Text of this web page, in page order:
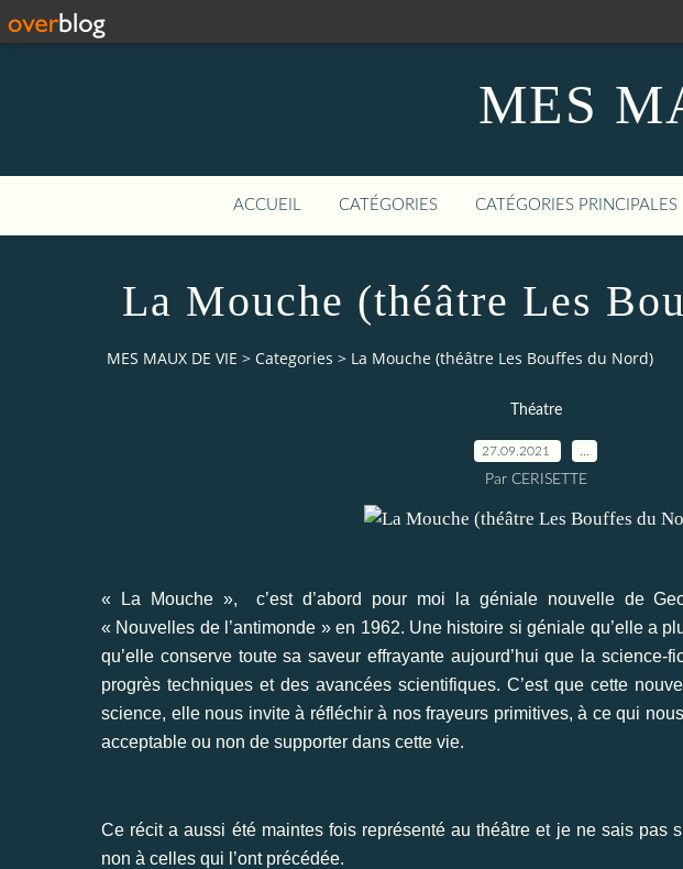
MES
ACCUEIL CATÉGORIES CATÉGORIES PRINCIPALES
La Mouche (théâtre Les
MES MAUX DE VIE > Categories > La Mouche (théâtre Les Bouffes du Nord)
Théatre
27.09.2021
Par CERISETTE
« La Mouche », c’est d’abord pour moi la géniale nouvelle de
« Nouvelles de l’antimonde » en 1962. Une histoire si géniale qu’elle a
qu’elle conserve toute sa saveur effrayante aujourd’hui que la
progrès techniques et des avancées scientifiques. C’est que cette
science, elle nous invite à réfléchir à nos frayeurs primitives, à ce qui
acceptable ou non de supporter dans cette vie.
Ce récit a aussi été maintes fois représenté au théâtre et je ne sais pas
non à celles qui l’ont précédée.